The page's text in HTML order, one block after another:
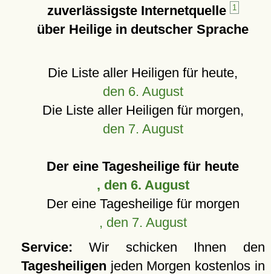
zuverlässigste Internetquelle
1
über Heilige in deutscher Sprache
Die Liste aller Heiligen für heute,
den 6. August
Die Liste aller Heiligen für morgen,
den 7. August
Der eine Tagesheilige für heute
, den 6. August
Der eine Tagesheilige für morgen
, den 7. August
Service: Wir schicken Ihnen den
Tagesheiligen jeden Morgen kostenlos in